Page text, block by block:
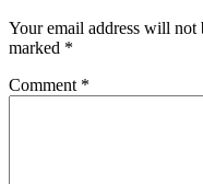
Your email address will not
marked *
Comment *